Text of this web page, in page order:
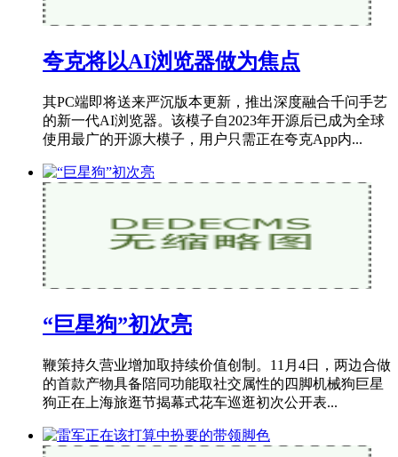
夸克将以AI浏览器做为焦点
其PC端即将送来严沉版本更新，推出深度融合千问手艺
的新一代AI浏览器。该模子自2023年开源后已成为全球
使用最广的开源大模子，用户只需正在夸克App内...
“巨星狗”初次亮
鞭策持久营业增加取持续价值创制。11月4日，两边合做
的首款产物具备陪同功能取社交属性的四脚机械狗巨星
狗正在上海旅逛节揭幕式花车巡逛初次公开表...